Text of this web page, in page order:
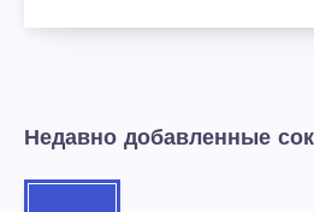
Недавно добавленные